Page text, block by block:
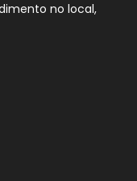
no local,